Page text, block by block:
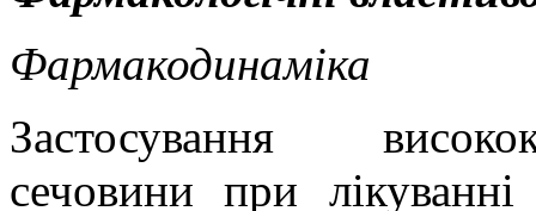
Фармакодинаміка
Застосування
сечовини при